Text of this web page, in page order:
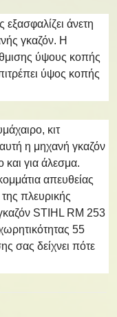
άνετη
γκαζόν. Η
ύψους κοπής
ύψος κοπής
κιτ
η μηχανή γκαζόν
και για άλεσμα.
απευθείας
της πλευρικής
STIHL RM 253
55
σας δείχνει πότε